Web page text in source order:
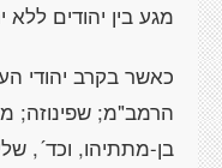
מגע בין יהודים ללא
כאשר בקרב יהודי
הרמב"מ; שפינוזה;
בן-מתתיהו, וכד´,